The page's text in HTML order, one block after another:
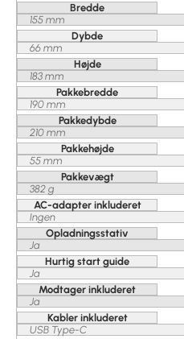
Bredde
155 mm
Dybde
66 mm
Højde
183 mm
Pakkebredde
190 mm
Pakkedybde
210 mm
Pakkehøjde
55 mm
Pakkevægt
382 g
AC-adapter inkluderet
Ingen
Opladningsstativ
Ja
Hurtig start guide
Ja
Modtager inkluderet
Ja
Kabler inkluderet
USB Type-C